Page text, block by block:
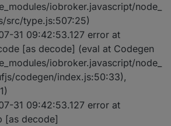
iobroker.javascript/node_
src/type.js:507:25)
31 09:42:53.127 error at
[as decode] (eval at Codegen
iobroker.javascript/node_
codegen/index.js:50:33),
31 09:42:53.127 error at
[as decode]